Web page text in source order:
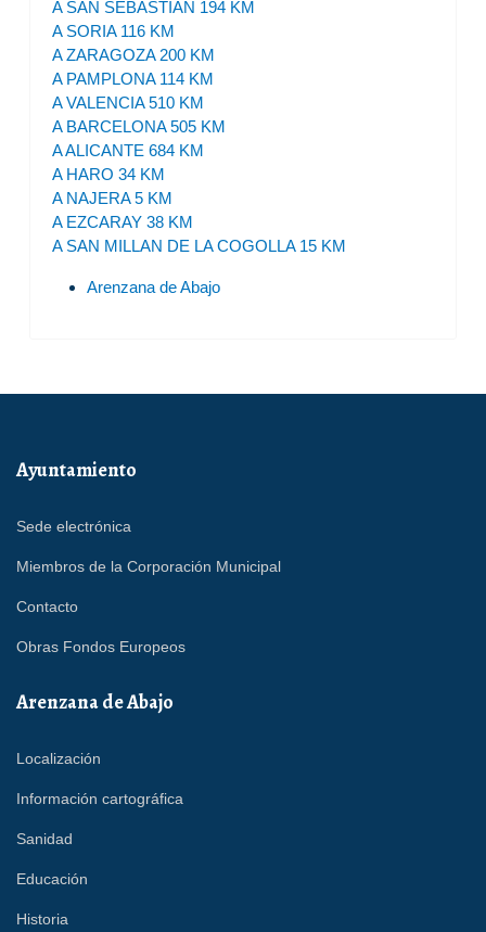
A SAN SEBASTIAN 194 KM
A SORIA 116 KM
A ZARAGOZA 200 KM
A PAMPLONA 114 KM
A VALENCIA 510 KM
A BARCELONA 505 KM
A ALICANTE 684 KM
A HARO 34 KM
A NAJERA 5 KM
A EZCARAY 38 KM
A SAN MILLAN DE LA COGOLLA 15 KM
Arenzana de Abajo
Ayuntamiento
Sede electrónica
Miembros de la Corporación Municipal
Contacto
Obras Fondos Europeos
Arenzana de Abajo
Localización
Información cartográfica
Sanidad
Educación
Historia